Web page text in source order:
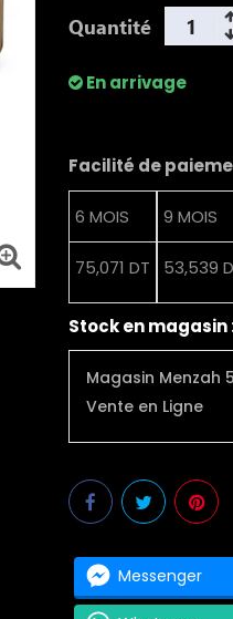
Quantité
En arrivage
Facilité de
6 MOIS
75,071 DT
9 MOIS
53,539
Stock en magasin
Magasin Menzah 5
Vente en Ligne
Messenger